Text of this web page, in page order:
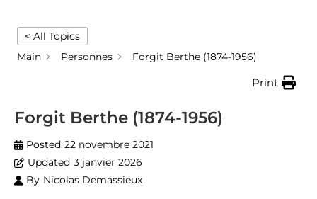
< All Topics
Main
Personnes Forgit Berthe (1874-1956)
Print
Forgit Berthe (1874-1956)
Posted 22 novembre 2021
Updated 3 janvier 2026
By Nicolas Demassieux